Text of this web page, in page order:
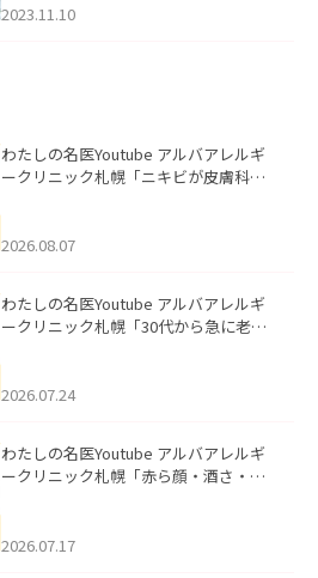
2023.11.10
わたしの名医Youtube アルバアレルギ
ークリニック札幌「ニキビが皮膚科で
ました。
2026.08.07
わたしの名医Youtube アルバアレルギ
ークリニック札幌「30代から急に老け
た。
2026.07.24
わたしの名医Youtube アルバアレルギ
ークリニック札幌「赤ら顔・酒さ・ニ
した。
2026.07.17